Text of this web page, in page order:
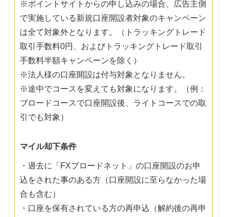
※ポイントサイトからの申し込みの場合、広告主側
で実施している新規口座開設者対象のキャンペーン
は全て対象外となります。（トラッキングトレード
取引手数料0円、およびトラッキングトレード取引
手数料半額キャンペーンを除く）
※法人様の口座開設は付与対象となりません。
※途中でコースを変えても対象になります。（例：
ブロードコースで口座開設後、ライトコースでの取
引でも対象）
マイル却下条件
・過去に「FXブロードネット」の口座開設のお申
込をされた事のある方（口座開設に至らなかった場
合も含む）
・口座を保有されている方の再申込（解約後の再申